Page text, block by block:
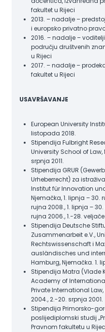
fakultet u Rijeci
2013. – nadalje –
i europsko privatno
2016. – nadalje –
području društvenih
u Rijeci
2017. – nadalje –
fakultet u Rijeci
USAVRŠAVANJE
European University
listopada 2018.
Stipendija Fulbright
University School of Law,
srpnja 2011.
Stipendija GRUR
Urheberrecht) za
Institut für Innovation
Njemačka, 1. lipnja – 30.
rujna 2008., 1. lipnja –
rujna 2006., 1.-28.
Stipendija Deutsche
Zusammenarbeit e.V.,
Rechtswissenschaft i
ausländisches und
Hamburg, Njemačka. 1.
Stipendija Matra (Vlade
Academy of
Private International
2004., 2.-20. srpnja 2001.
Stipendija Primorsko-
poslijediplomski studij
Pravnom fakultetu u